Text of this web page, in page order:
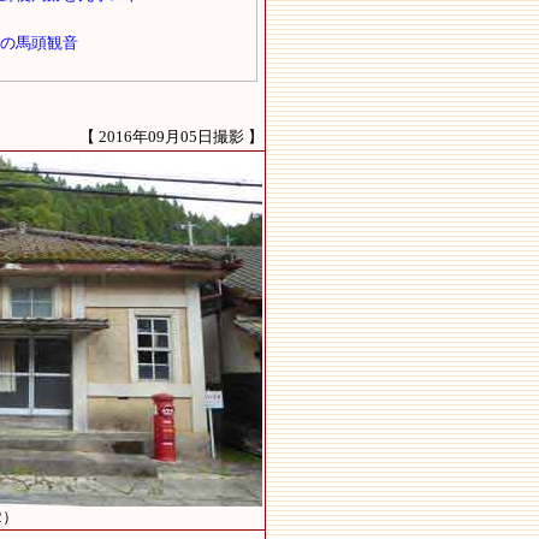
【 2016年09月05日撮影 】